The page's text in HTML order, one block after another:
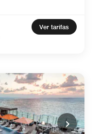
Ver tarifas